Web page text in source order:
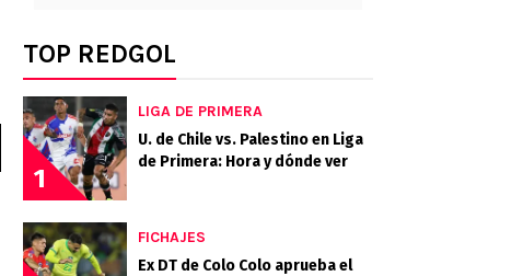
TOP REDGOL
1
LIGA DE PRIMERA
U. de Chile vs. Palestino en Liga
de Primera: Hora y dónde ver
FICHAJES
Ex DT de Colo Colo aprueba el